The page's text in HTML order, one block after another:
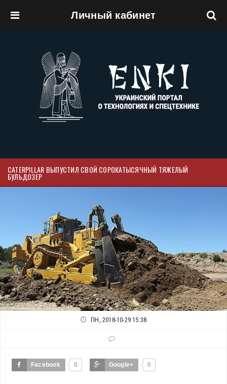
Личный кабинет
CATERPILLAR ВЫПУСТИЛ СВОЙ СОРОКАТЫСЯЧНЫЙ ТЯЖЕЛЫЙ
БУЛЬДОЗЕР
ПН, 2018-10-29 15:38
Facebook 0 Google+ 0